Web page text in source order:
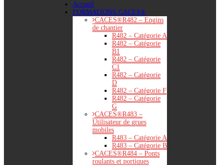
Accueil
FORMATIONS CACES®
CACES®R482 – Engins
de chantier
R482 – Catégorie A
R482 – Catégorie
B1
R482 – Catégorie
C1
R482 – Catégorie
D
R482 – Catégorie F
R482 – Catégorie
G
CACES®R483 –
Utilisateur de grues
mobiles
R483 – Catégorie A
R483 – Catégorie B
CACES®R484 – Ponts
roulants et portiques